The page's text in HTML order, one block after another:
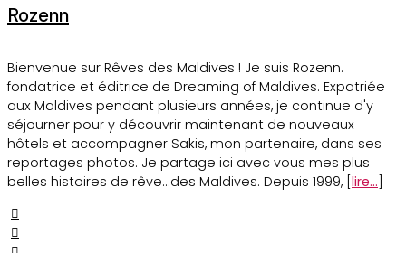
Rozenn
Bienvenue sur Rêves des Maldives ! Je suis Rozenn.
fondatrice et éditrice de Dreaming of Maldives. Expatriée
aux Maldives pendant plusieurs années, je continue d'y
séjourner pour y découvrir maintenant de nouveaux
hôtels et accompagner Sakis, mon partenaire, dans ses
reportages photos. Je partage ici avec vous mes plus
belles histoires de rêve...des Maldives. Depuis 1999, [ lire...